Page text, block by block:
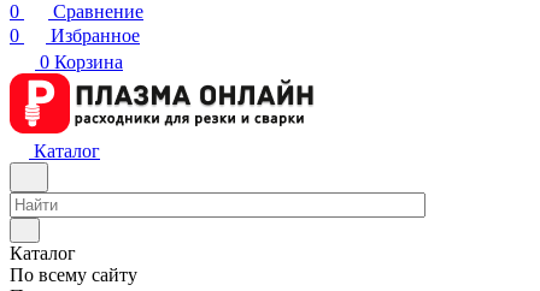
0
Сравнение
0
Избранное
0 Корзина
Каталог
Каталог
По всему сайту